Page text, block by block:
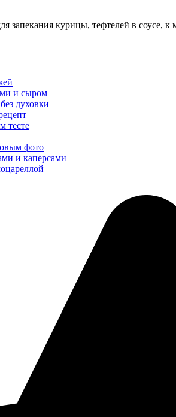
запекания курицы, тефтелей в
и сыром
духовки
тесте
фото
и каперсами